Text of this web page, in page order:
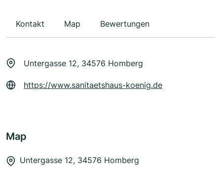
Kontakt Map Bewertungen
Untergasse 12, 34576 Homberg
https://www.sanitaetshaus-koenig.de
Map
Untergasse 12, 34576 Homberg